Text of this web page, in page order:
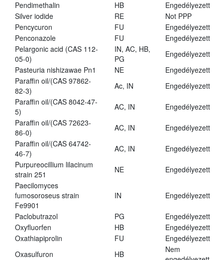
Pendimethalin
HB
Engedélyezett
Silver iodide
RE
Not PPP
Pencycuron
FU
Engedélyezett
Penconazole
FU
Engedélyezett
Pelargonic acid (CAS 112-
05-0)
IN, AC, HB,
PG
Engedélyezett
Pasteuria nishizawae Pn1
NE
Engedélyezett
Paraffin oil/(CAS 97862-
82-3)
Ac, IN
Engedélyezett
Paraffin oil/(CAS 8042-47-
5)
AC, IN
Engedélyezett
Paraffin oil/(CAS 72623-
86-0)
AC, IN
Engedélyezett
Paraffin oil/(CAS 64742-
46-7)
AC, IN
Engedélyezett
Purpureocillium lilacinum
strain 251
NE
Engedélyezett
Paecilomyces
fumosoroseus strain
Fe9901
IN Engedélyezett
Paclobutrazol PG
Engedélyezett
Oxyfluorfen
HB
Engedélyezett
Oxathiapiprolin
FU
Engedélyezett
Oxasulfuron
HB
Nem